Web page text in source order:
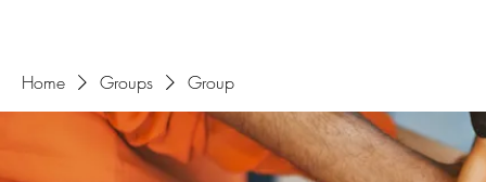
Home Groups Group